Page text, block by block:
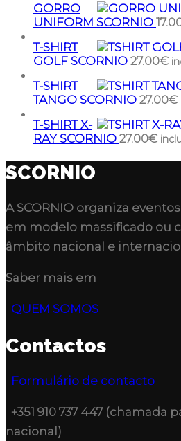
GORRO
UNIFORM SCORNIO
T-SHIRT
GOLF SCORNIO 27.00€
T-SHIRT
TANGO SCORNIO 27.00€
T-SHIRT X-
RAY SCORNIO 27.00€
SCORNIO
A SCORNIO organiza
em modelo massificado ou
âmbito nacional e
Saber mais em
QUEM SOMOS
Contactos
Formulário de contacto
+351 910 737 447 (chamada
nacional)